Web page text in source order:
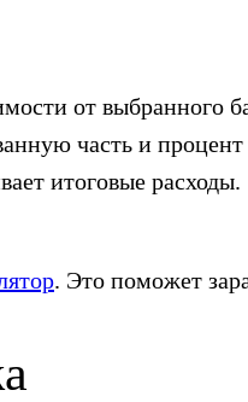
от выбранного
часть и
итоговые расходы.
. Это поможет